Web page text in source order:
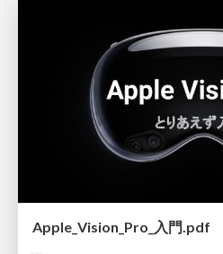
Apple_Vision_Pro_入門.pdf